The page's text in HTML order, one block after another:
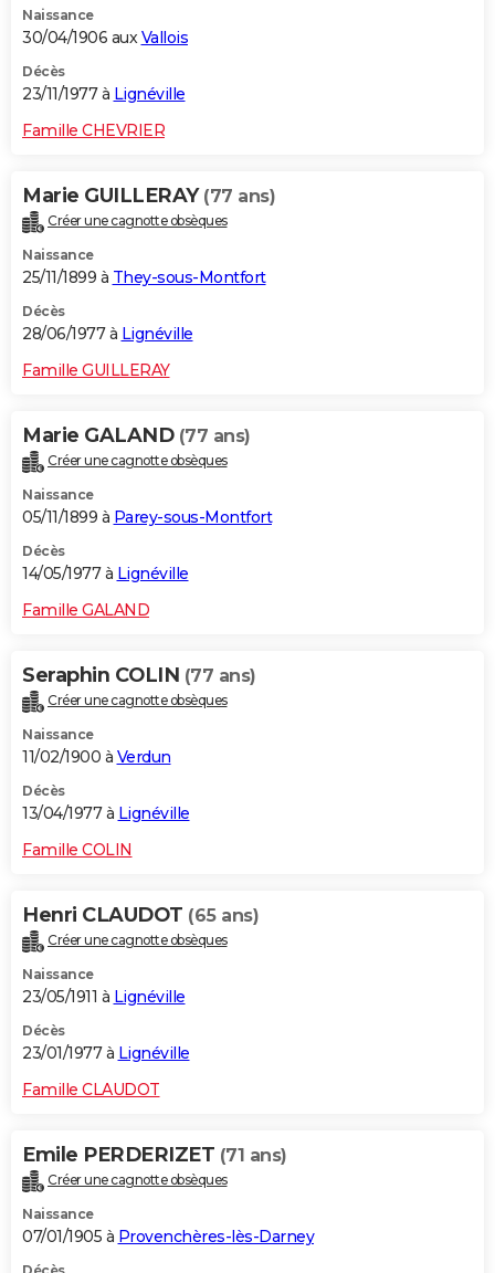
Naissance
30/04/1906 auxVallois
Décès
23/11/1977 à Lignéville
Famille CHEVRIER
Marie GUILLERAY (77 ans)
Créer une cagnotte obsèques
Naissance
25/11/1899 à They-sous-Montfort
Décès
28/06/1977 à Lignéville
Famille GUILLERAY
Marie GALAND (77 ans)
Créer une cagnotte obsèques
Naissance
05/11/1899 à Parey-sous-Montfort
Décès
14/05/1977 à Lignéville
Famille GALAND
Seraphin COLIN (77 ans)
Créer une cagnotte obsèques
Naissance
11/02/1900 à Verdun
Décès
13/04/1977 à Lignéville
Famille COLIN
Henri CLAUDOT (65 ans)
Créer une cagnotte obsèques
Naissance
23/05/1911 à Lignéville
Décès
23/01/1977 à Lignéville
Famille CLAUDOT
Emile PERDERIZET (71 ans)
Créer une cagnotte obsèques
Naissance
07/01/1905 à Provenchères-lès-Darney